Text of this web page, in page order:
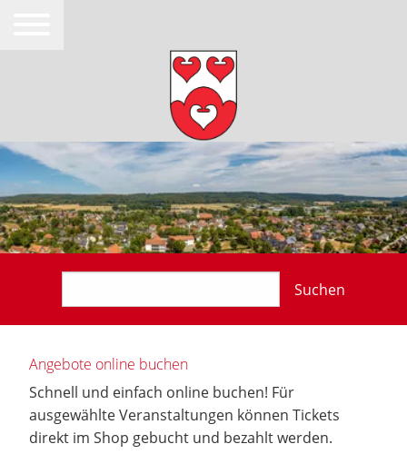
Suchen
Angebote online buchen
Schnell und einfach online buchen! Für
ausgewählte Veranstaltungen können Tickets
direkt im Shop gebucht und bezahlt werden.